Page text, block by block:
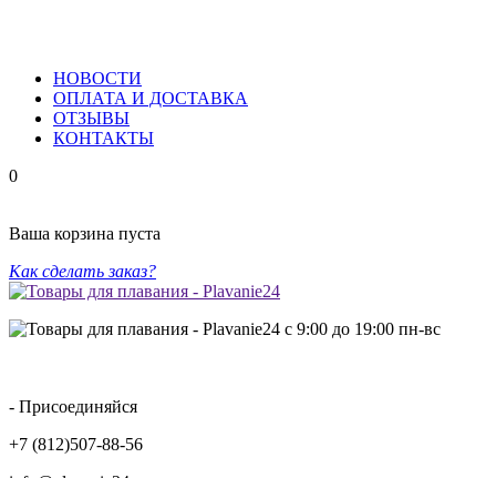
НОВОСТИ
ОПЛАТА И ДОСТАВКА
ОТЗЫВЫ
КОНТАКТЫ
0
Ваша корзина пуста
Как сделать заказ?
с 9:00 до 19:00 пн-вс
- Присоединяйся
+7 (812)507-88-56